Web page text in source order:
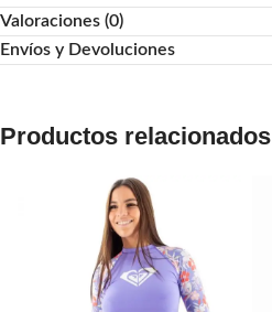
Valoraciones (0)
Envíos y Devoluciones
Productos relacionados